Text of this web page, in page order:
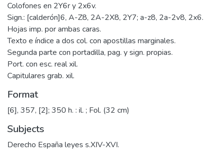
Colofones en 2Y6r y 2x6v.
Sign.: [calderón]6, A-Z8, 2A-2X8, 2Y7; a-z8, 2a-2v8, 2x6.
Hojas imp. por ambas caras.
Texto e índice a dos col. con apostillas marginales.
Segunda parte con portadilla, pag. y sign. propias.
Port. con esc. real xil.
Capitulares grab. xil.
Format
[6], 357, [2]; 350 h. : il. ; Fol. (32 cm)
Subjects
Derecho España leyes s.XIV-XVI.